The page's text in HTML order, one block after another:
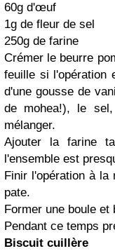
60g d'œuf
1g de fleur de sel
250g de farine
Crémer le beurre
feuille si l'opération
d'une gousse de
de mohea!), le
mélanger.
Ajouter la farine
l'ensemble est
Finir l'opération à
pate.
Former une boule et
Pendant ce temps
Biscuit cuillère